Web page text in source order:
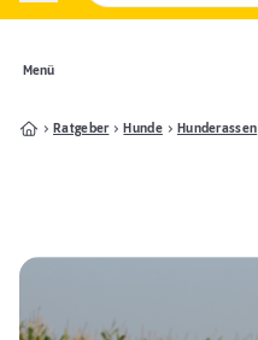
Menü
Ratgeber Hunde Hunderassen